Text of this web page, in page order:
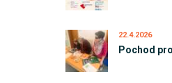
Pochod
22.4.2026